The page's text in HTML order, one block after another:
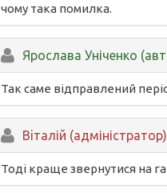
чому така помилка.
Ярослава Уніченко
Так саме відправлений
Вiталій (адміністратор)
Тоді краще звернутися на